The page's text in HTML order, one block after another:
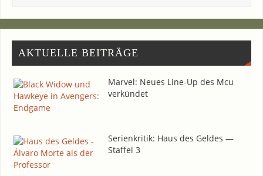
AKTU­EL­LE BEITRÄGE
Mar­vel: Neu­es Line-Up des Mcu
verkündet
Seri­en­kri­tik: Haus des Gel­des —
Staf­fel 3